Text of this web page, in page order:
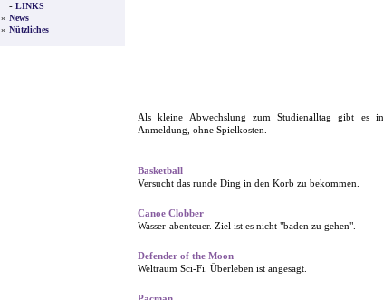
- LINKS
» News
» Nützliches
Als kleine Abwechslung zum Studienalltag gibt es
Anmeldung, ohne Spielkosten.
Basketball
Versucht das runde Ding in den Korb zu bekommen.
Canoe Clobber
Wasser-abenteuer. Ziel ist es nicht "baden zu gehen".
Defender of the Moon
Weltraum Sci-Fi. Überleben ist angesagt.